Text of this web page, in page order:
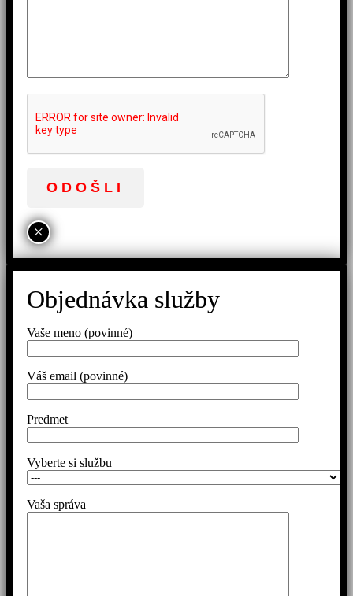
×
Objednávka služby
Vaše meno (povinné)
Váš email (povinné)
Predmet
Vyberte si službu
Vaša správa